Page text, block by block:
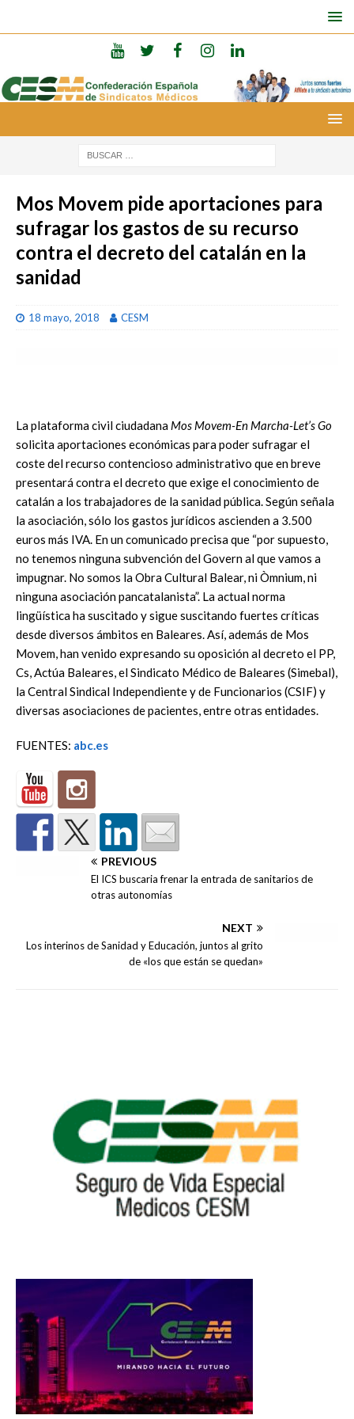
Mos Movem pide aportaciones para
sufragar los gastos de su recurso
contra el decreto del catalán en la
sanidad
18 mayo, 2018 CESM
La plataforma civil ciudadana Mos Movem-En Marcha-Let’s Go
solicita aportaciones económicas para poder sufragar el
coste del recurso contencioso administrativo que en breve
presentará contra el decreto que exige el conocimiento de
catalán a los trabajadores de la sanidad pública. Según señala
la asociación, sólo los gastos jurídicos ascienden a 3.500
euros más IVA. En un comunicado precisa que “por supuesto,
no tenemos ninguna subvención del Govern al que vamos a
impugnar. No somos la Obra Cultural Balear, ni Òmnium, ni
ninguna asociación pancatalanista”. La actual norma
lingüística ha suscitado y sigue suscitando fuertes críticas
desde diversos ámbitos en Baleares. Así, además de Mos
Movem, han venido expresando su oposición al decreto el PP,
Cs, Actúa Baleares, el Sindicato Médico de Baleares (Simebal),
la Central Sindical Independiente y de Funcionarios (CSIF) y
diversas asociaciones de pacientes, entre otras entidades.
FUENTES: abc.es
PREVIOUS
El ICS buscaria frenar la entrada de sanitarios de
otras autonomías
NEXT
Los interinos de Sanidad y Educación, juntos al grito
de «los que están se quedan»